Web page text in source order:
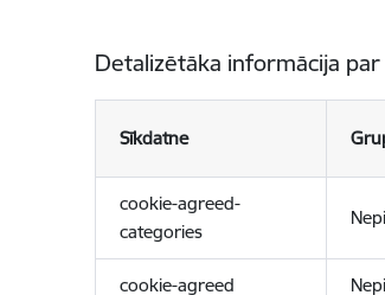
Detalizētāka informācija
Sīkdatne
cookie-agreed-
categories
cookie-agreed